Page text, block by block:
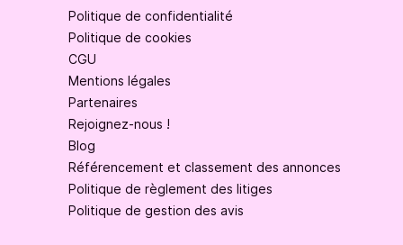
Politique de confidentialité
Politique de cookies
CGU
Mentions légales
Partenaires
Rejoignez-nous !
Blog
Référencement et classement des annonces
Politique de règlement des litiges
Politique de gestion des avis